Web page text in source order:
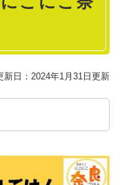
新日：2024年1月31日更新